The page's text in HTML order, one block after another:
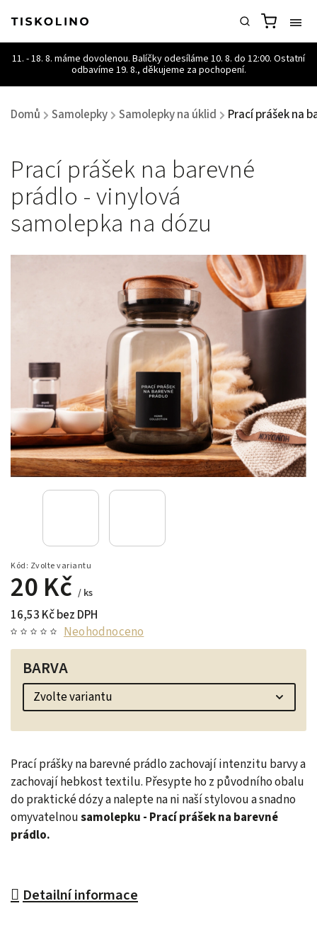
Domů / Samolepky / Samolepky na úklid / Prací prášek na
Prací prášek na barevné
prádlo - vinylová
samolepka na dózu
Kód: Zvolte variantu
20 Kč / ks
16,53 Kč bez DPH
Neohodnoceno
Prací prášky na barevné prádlo zachovají intenzitu barvy a
zachovají hebkost textilu. Přesypte ho z původního obalu
do praktické dózy a nalepte na ni naší stylovou a snadno
omyvatelnousamolepku - Prací prášek na barevné
prádlo.
Detailní informace
BARVA